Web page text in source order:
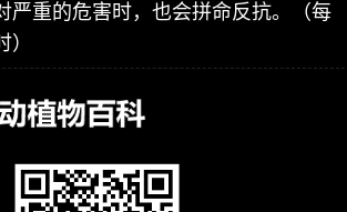
严重的危害时，也会拼命反抗。（每